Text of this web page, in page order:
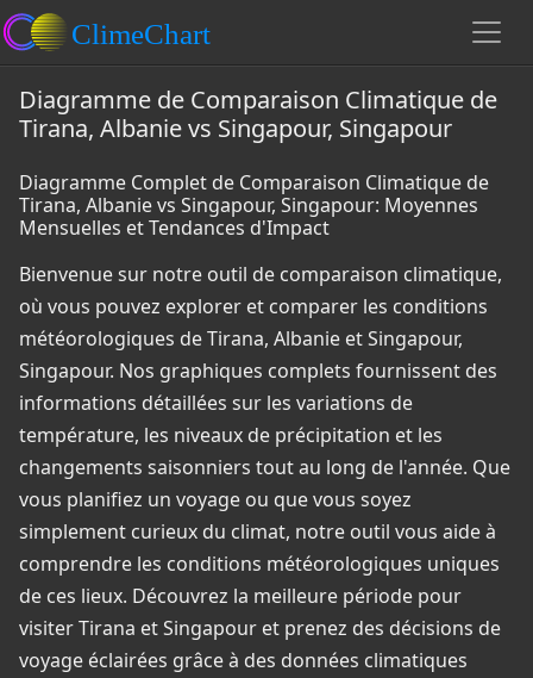
Diagramme de Comparaison Climatique de
Tirana, Albanie vs Singapour, Singapour
Diagramme Complet de Comparaison Climatique de
Tirana, Albanie vs Singapour, Singapour: Moyennes
Mensuelles et Tendances d'Impact
Bienvenue sur notre outil de comparaison climatique,
où vous pouvez explorer et comparer les conditions
météorologiques de Tirana, Albanie et Singapour,
Singapour. Nos graphiques complets fournissent des
informations détaillées sur les variations de
température, les niveaux de précipitation et les
changements saisonniers tout au long de l'année. Que
vous planifiez un voyage ou que vous soyez
simplement curieux du climat, notre outil vous aide à
comprendre les conditions météorologiques uniques
de ces lieux. Découvrez la meilleure période pour
visiter Tirana et Singapour et prenez des décisions de
voyage éclairées grâce à des données climatiques